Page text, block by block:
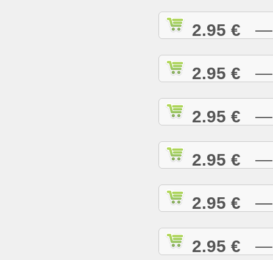
2.95 € —
2.95 € —
2.95 € —
2.95 € —
2.95 € —
2.95 € —